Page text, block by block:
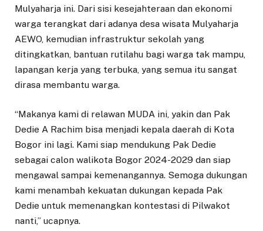
Mulyaharja ini. Dari sisi kesejahteraan dan ekonomi
warga terangkat dari adanya desa wisata Mulyaharja
AEWO, kemudian infrastruktur sekolah yang
ditingkatkan, bantuan rutilahu bagi warga tak mampu,
lapangan kerja yang terbuka, yang semua itu sangat
dirasa membantu warga.
“Makanya kami di relawan MUDA ini, yakin dan Pak
Dedie A Rachim bisa menjadi kepala daerah di Kota
Bogor ini lagi. Kami siap mendukung Pak Dedie
sebagai calon walikota Bogor 2024-2029 dan siap
mengawal sampai kemenangannya. Semoga dukungan
kami menambah kekuatan dukungan kepada Pak
Dedie untuk memenangkan kontestasi di Pilwakot
nanti,” ucapnya.